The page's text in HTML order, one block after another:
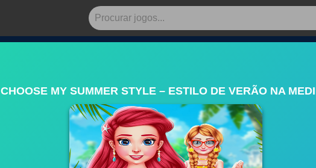
CHOOSE MY SUMMER STYLE – ESTILO DE VERÃO NA